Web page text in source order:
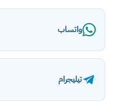
واتساب
تيليجرام